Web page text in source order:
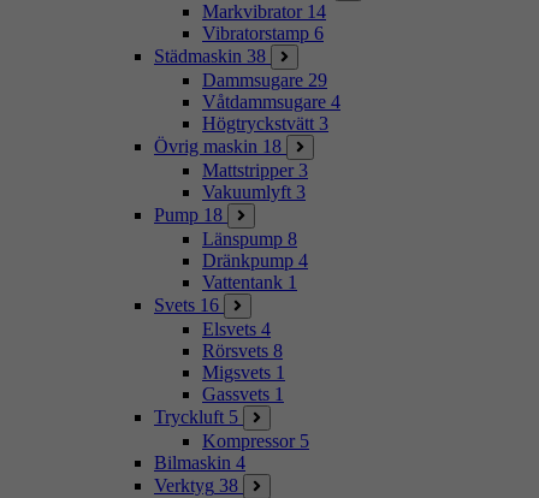
Markvibrator 14
Vibratorstamp 6
Städmaskin 38
Dammsugare 29
Våtdammsugare 4
Högtryckstvätt 3
Övrig maskin 18
Mattstripper 3
Vakuumlyft 3
Pump 18
Länspump 8
Dränkpump 4
Vattentank 1
Svets 16
Elsvets 4
Rörsvets 8
Migsvets 1
Gassvets 1
Tryckluft 5
Kompressor 5
Bilmaskin 4
Verktyg 38